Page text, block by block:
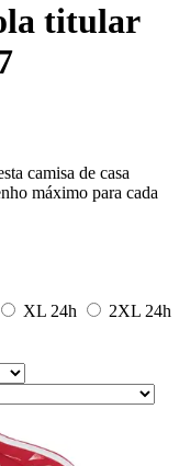
titular
camisa de casa
máximo para cada
XL 24h 2XL 24h